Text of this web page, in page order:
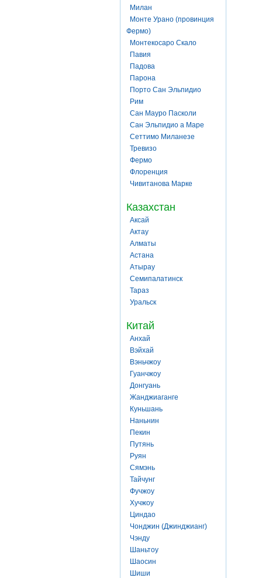
Милан
Монте Урано (провинция
Фермо)
Монтекосаро Скало
Павия
Падова
Парона
Порто Сан Эльпидио
Рим
Сан Мауро Пасколи
Сан Эльпидио а Маре
Сеттимо Миланезе
Тревизо
Фермо
Флоренция
Чивитанова Марке
Казахстан
Аксай
Актау
Алматы
Астана
Атырау
Семипалатинск
Тараз
Уральск
Китай
Анхай
Вэйхай
Вэньчжоу
Гуанчжоу
Донгуань
Жанджиаганге
Куньшань
Наньнин
Пекин
Путянь
Руян
Сямэнь
Тайчунг
Фучжоу
Хучжоу
Циндао
Чонджин (Джинджианг)
Чэнду
Шаньтоу
Шаосин
Шиши